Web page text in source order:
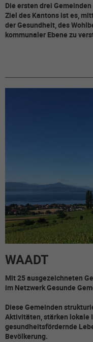
Die ersten drei
Ziel des Kantons ist es,
der Gesundheit, des
kommunaler Ebene zu
WAADT
Mit 25 ausgezeichneten
im Netzwerk Gesunde
Diese Gemeinden
Aktivitäten, stärken lokale
gesundheitsfördernde
Bevölkerung.